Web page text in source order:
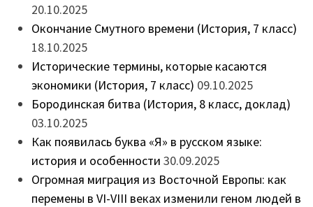
20.10.2025
Окончание Смутного времени (История, 7 класс)
18.10.2025
Исторические термины, которые касаются
экономики (История, 7 класс) 09.10.2025
Бородинская битва (История, 8 класс, доклад)
03.10.2025
Как появилась буква «Я» в русском языке:
история и особенности 30.09.2025
Огромная миграция из Восточной Европы: как
перемены в VI-VIII веках изменили геном людей в